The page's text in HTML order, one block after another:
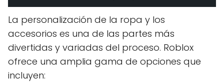
La personalización de la ropa y los
accesorios es una de las partes más
divertidas y variadas del proceso. Roblox
ofrece una amplia gama de opciones que
incluyen: